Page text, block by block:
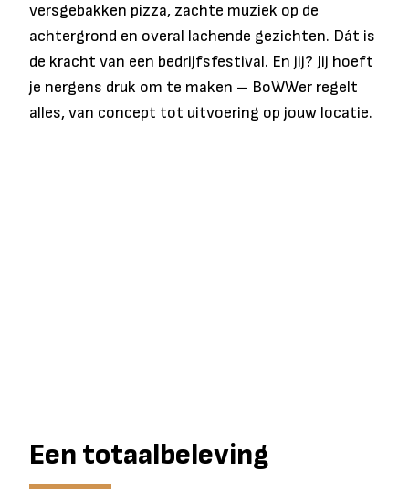
versgebakken pizza, zachte muziek op de
achtergrond en overal lachende gezichten. Dát is
de kracht van een bedrijfsfestival. En jij? Jij hoeft
je nergens druk om te maken – BoWWer regelt
alles, van concept tot uitvoering op jouw locatie.
Een totaalbeleving